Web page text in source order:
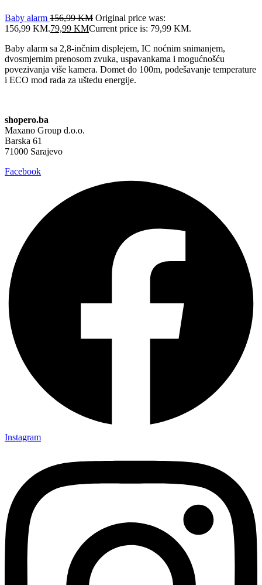
Baby alarm 156,99KM Original price was:
156,99 KM.79,99 KMCurrent price is: 79,99 KM.
Baby alarm sa 2,8-inčnim displejem, IC noćnim snimanjem,
dvosmjernim prenosom zvuka, uspavankama i mogućnošću
povezivanja više kamera. Domet do 100m, podešavanje temperature
i ECO mod rada za uštedu energije.
shopero.ba
Maxano Group d.o.o.
Barska 61
71000 Sarajevo
Facebook
Instagram